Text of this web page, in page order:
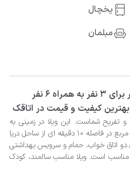
یخچال
مبلمان
‫‫اجاره روزانه و ماهانه سید، 130 متر برای 3 نفر به همراه 6 نفر
کیفیت و قیمت در اتاقک